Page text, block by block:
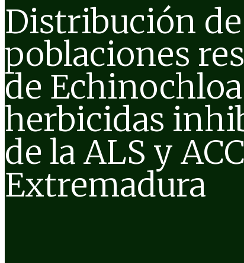
Distribución de
poblaciones
de
herbicidas
de la ALS y
Extremadura